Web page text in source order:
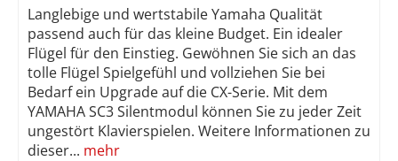
Langlebige und wertstabile Yamaha Qualität
passend auch für das kleine Budget. Ein idealer
Flügel für den Einstieg. Gewöhnen Sie sich an das
tolle Flügel Spielgefühl und vollziehen Sie bei
Bedarf ein Upgrade auf die CX-Serie. Mit dem
YAMAHA SC3 Silentmodul können Sie zu jeder Zeit
ungestört Klavierspielen. Weitere Informationen zu
dieser... mehr